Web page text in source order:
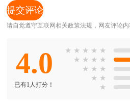
请自觉遵守互联网相关政策法规，网友评论内
4.0
已有1人打分！
★ ★ ★ ★ ★
★ ★ ★ ★
★ ★ ★
★ ★
★